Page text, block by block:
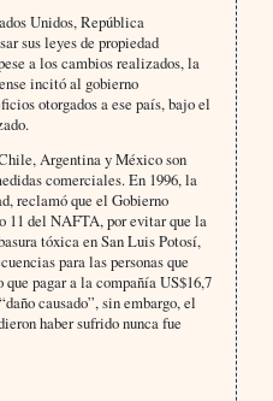
Unidos, República
sus leyes de propiedad
a los cambios realizados, la
incitó al gobierno
otorgados a ese país, bajo el
Argentina y México son
comerciales. En 1996, la
reclamó que el Gobierno
11 del NAFTA, por evitar que la
tóxica en San Luis Potosí,
para las personas que
pagar a la compañía US$16,7
causado”, sin embargo, el
haber sufrido nunca fue